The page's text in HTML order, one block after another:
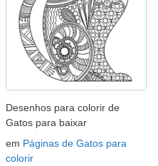
Desenhos para colorir de
Gatos para baixar
em Páginas de Gatos para
colorir